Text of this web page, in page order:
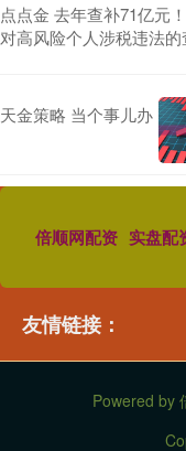
点点金 去年查补71亿元
对高风险个人涉税违法
天金策略 当个事儿办
倍顺网配资 实盘配
友情链接：
Powered by